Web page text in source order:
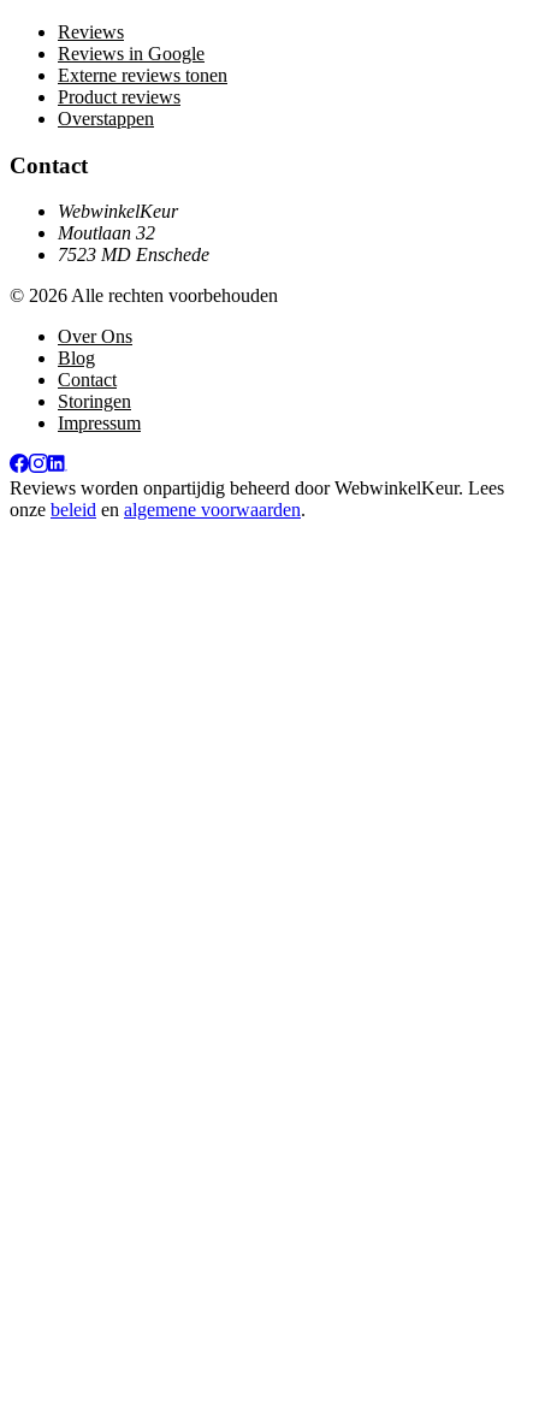
Reviews
Reviews in Google
Externe reviews tonen
Product reviews
Overstappen
Contact
WebwinkelKeur
Moutlaan 32
7523 MD Enschede
© 2026 Alle rechten voorbehouden
Over Ons
Blog
Contact
Storingen
Impressum
Reviews worden onpartijdig beheerd doorWebwinkelKeur. Lees
onze beleid en algemene voorwaarden.